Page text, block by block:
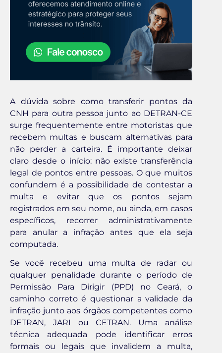
A dúvida sobre como transferir pontos da
CNH para outra pessoa junto ao DETRAN-CE
surge frequentemente entre motoristas que
recebem multas e buscam alternativas para
não perder a carteira. É importante deixar
claro desde o início: não existe transferência
legal de pontos entre pessoas. O que muitos
confundem é a possibilidade de contestar a
multa e evitar que os pontos sejam
registrados em seu nome, ou ainda, em casos
específicos, recorrer administrativamente
para anular a infração antes que ela seja
computada.
Se você recebeu uma multa de radar ou
qualquer penalidade durante o período de
Permissão Para Dirigir (PPD) no Ceará, o
caminho correto é questionar a validade da
infração junto aos órgãos competentes como
DETRAN, JARI ou CETRAN. Uma análise
técnica adequada pode identificar erros
formais ou legais que invalidem a multa,